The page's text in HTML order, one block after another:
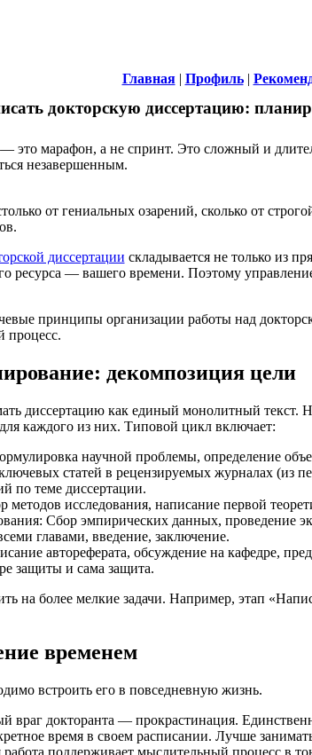
Главная| Профиль|
докторскую диссертацию:
это марафон, а не спринт. Это сложный и
незавершенным.
от гениальных озарений, сколько от
диссертации складывается не только из
ресурса — вашего времени. Поэтому
принципы организации работы над
процесс.
декомпозиция цели
диссертацию как единый монолитный текст.
каждого из них. Типовой цикл включает:
научной проблемы, определение
статей в рецензируемых журналах (из
по теме диссертации.
методов исследования, написание первой
Сбор эмпирических данных, проведение
главами, введение, заключение.
автореферата, обсуждение на кафедре,
защиты и сама защита.
на более мелкие задачи. Например, этап
временем
встроить его в повседневную жизнь.
докторанта — прокрастинация.
время в своем расписании. Лучше
поддерживает мыслительный процесс в